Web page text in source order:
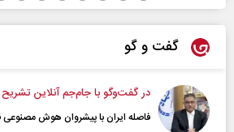
گفت و گو
در گفت‌و‌گو با جام‌جم آنلاین
فاصله ایران با پیشرو‌ان هوش